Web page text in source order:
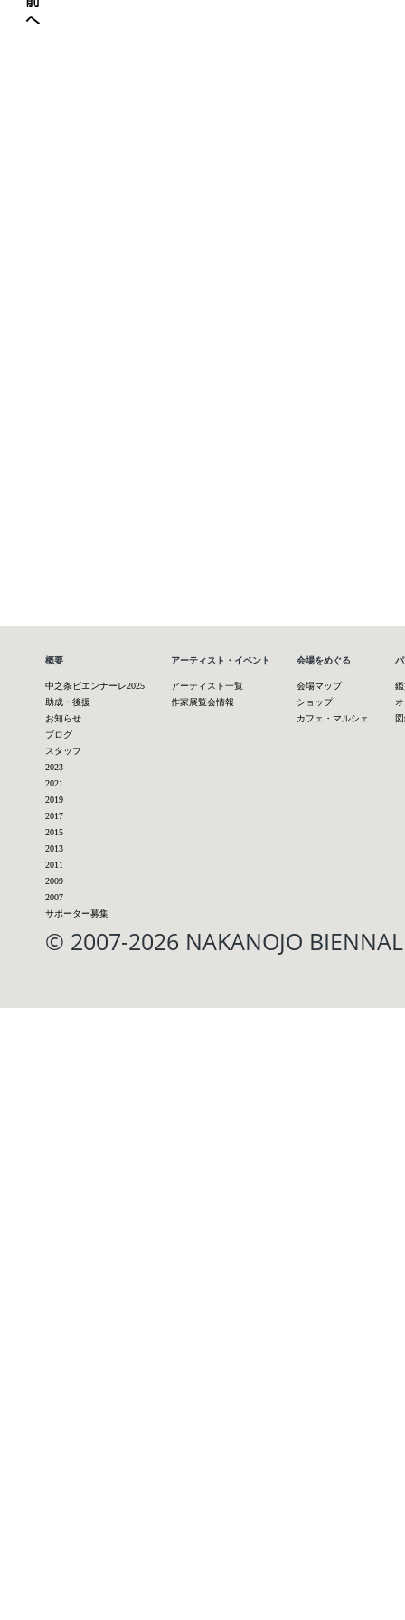
概要
中之条ビエンナーレ2025
助成・後援
お知らせ
ブログ
スタッフ
2023
2021
2019
2017
2015
2013
2011
2009
2007
サポーター募集
アーティスト・イベント
アーティスト一覧
作家展覧会情報
会場をめぐる
会場マップ
ショップ
カフェ・マルシェ
© 2007-2026 NAKANOJO